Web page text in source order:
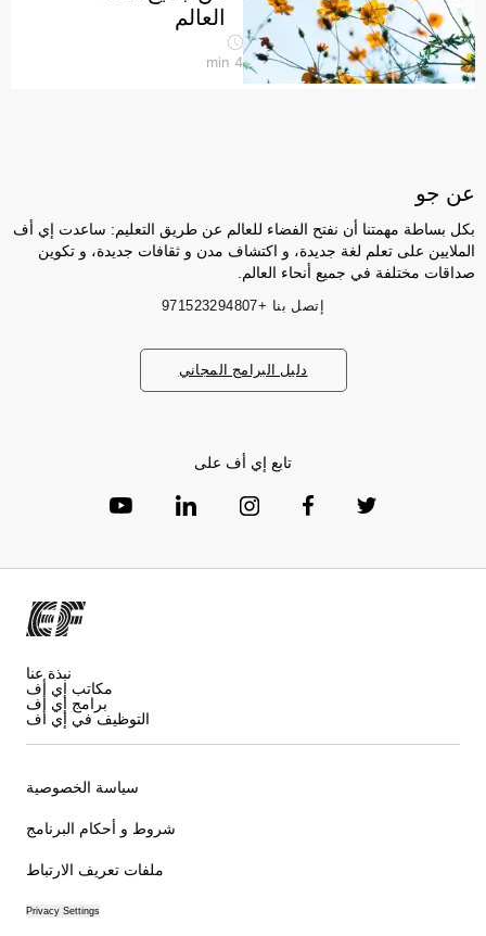
العالم
4
min
عن جو
بكل بساطة مهمتنا أن نفتح الفضاء للعالم عن طريق التعليم: ساعدت إي أف
الملايين على تعلم لغة جديدة، و اكتشاف مدن و ثقافات جديدة، و تكوين
صداقات مختلفة في جميع أنحاء العالم.
إتصل بنا +971523294807
دليل البرامج المجاني
تابع إي أف على
نبذة عنا
مكاتب إي أف
برامج إي أف
التوظيف في إي أف
سياسة الخصوصية
شروط و أحكام البرنامج
ملفات تعريف الارتباط
Privacy Settings